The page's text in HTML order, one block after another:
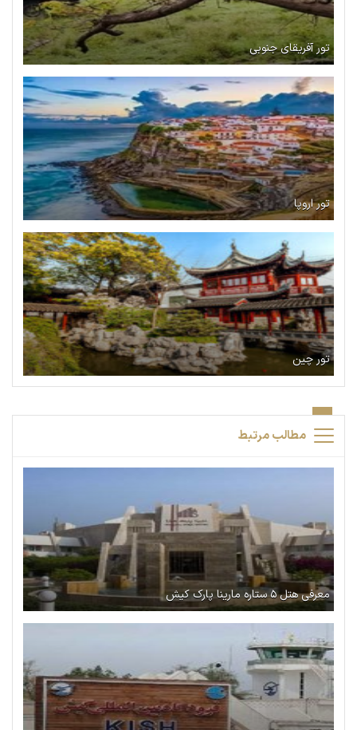
تور آفریقای جنوبی
تور اروپا
تور چین
مطالب مرتبط
معرفی هتل ۵ ستاره مارینا پارک کیش